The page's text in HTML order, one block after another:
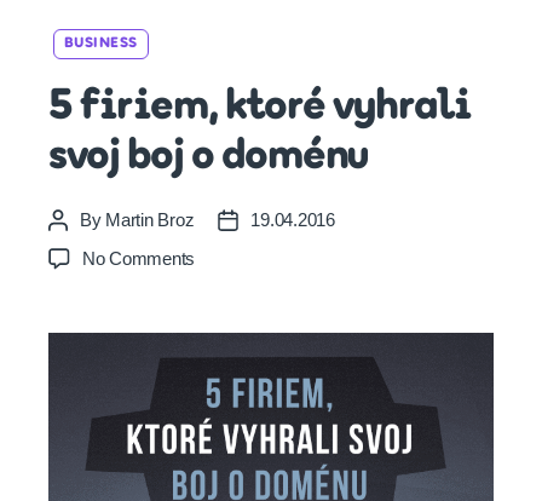
BUSINESS
5 firiem, ktoré vyhrali
svoj boj o doménu
Post
author
By Martin Broz
Post19.04.2016
No Comments
ktoré
vyhrali
svoj
boj
o
doménu